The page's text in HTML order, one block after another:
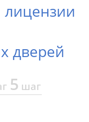
дверей
5 шаг